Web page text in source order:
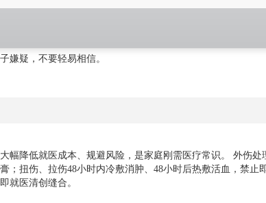
嫌疑，不要轻易相信。
幅降低就医成本、规避风险，是家庭刚需医疗常识。 外伤处
；扭伤、拉伤48小时内冷敷消肿、48小时后热敷活血，禁止
就医清创缝合。